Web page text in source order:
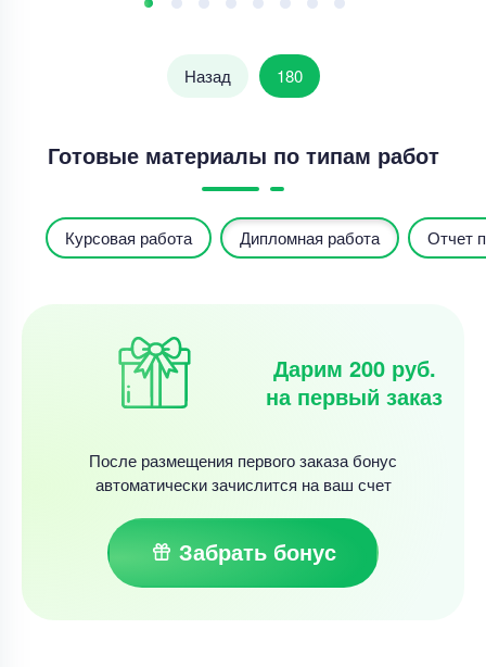
Назад 180
Готовые материалы по типам работ
Курсовая работа Дипломная работа Отчет
Дарим 200 руб.
на первый заказ
После размещения первого заказа бонус
автоматически зачислится на ваш счет
Забрать бонус